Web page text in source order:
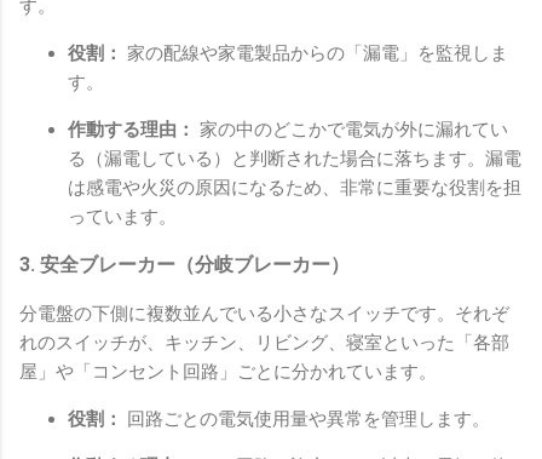
す。
役割： 家の配線や家電製品からの「漏電」を監視しま
す。
作動する理由： 家の中のどこかで電気が外に漏れてい
る（漏電している）と判断された場合に落ちます。漏電
は感電や火災の原因になるため、非常に重要な役割を担
っています。
3. 安全ブレーカー（分岐ブレーカー）
分電盤の下側に複数並んでいる小さなスイッチです。それぞ
れのスイッチが、キッチン、リビング、寝室といった「各部
屋」や「コンセント回路」ごとに分かれています。
役割： 回路ごとの電気使用量や異常を管理します。